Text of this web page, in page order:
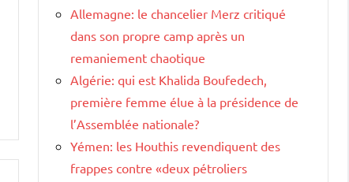
Allemagne: le chancelier Merz critiqué
dans son propre camp après un
remaniement chaotique
Algérie: qui est Khalida Boufedech,
première femme élue à la présidence de
l’Assemblée nationale?
Yémen: les Houthis revendiquent des
frappes contre «deux pétroliers